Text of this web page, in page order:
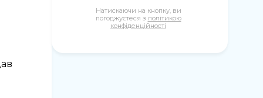
Натискаючи на кнопку, ви
погоджуєтеся з політикою
конфіденційності